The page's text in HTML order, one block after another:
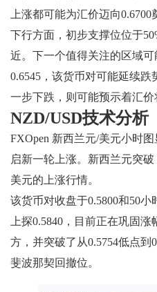
上涨都可能为汇价迈向0.6700
下行方面，初步支撑位位于
近。下一个值得关注的区域可
0.6545，该货币对可能延续跌
一步下跌，则可能预示着汇价
NZD/USD技术分析
FXOpen 新西兰元/美元小时
启新一轮上涨。新西兰元突
美元的上涨行情。
该货币对收盘于0.5800和50
上探0.5840，目前正在巩固
方，并突破了从0.5754低点到
斐波那契回撤位。